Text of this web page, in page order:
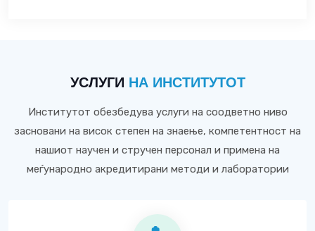
УСЛУГИ НА ИНСТИТУТОТ
Институтот обезбедува услуги на соодветно ниво
засновани на висок степен на знаење, компетентност на
нашиот научен и стручен персонал и примена на
меѓународно акредитирани методи и лаборатории